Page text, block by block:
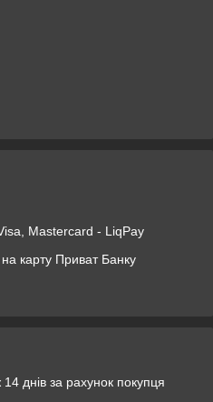
Mastercard - LiqPay
на карту Приват Банку
днів за рахунок покупця